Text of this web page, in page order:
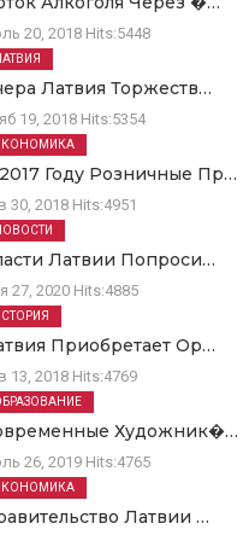
20, 2018 Hits:5448
Латвия Торжеств…
19, 2018 Hits:5354
Году Розничные Пр…
30, 2018 Hits:4951
Латвии Попроси…
27, 2020 Hits:4885
Приобретает Ор…
13, 2018 Hits:4769
Художник�…
26, 2019 Hits:4765
Латвии …